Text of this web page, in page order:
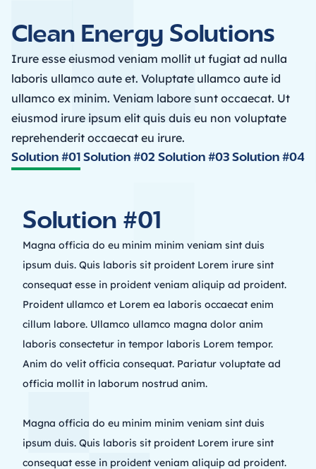
Clean Energy Solutions
Irure esse eiusmod veniam mollit ut fugiat ad nulla
laboris ullamco aute et. Voluptate ullamco aute id
ullamco ex minim. Veniam labore sunt occaecat. Ut
eiusmod irure ipsum elit quis duis eu non voluptate
reprehenderit occaecat eu irure.
Solution #01 Solution #02 Solution #03 Solution #04
Solution #01
Magna officia do eu minim minim veniam sint duis
ipsum duis. Quis laboris sit proident Lorem irure sint
consequat esse in proident veniam aliquip ad proident.
Proident ullamco et Lorem ea laboris occaecat enim
cillum labore. Ullamco ullamco magna dolor anim
laboris consectetur in tempor laboris Lorem tempor.
Anim do velit officia consequat. Pariatur voluptate ad
officia mollit in laborum nostrud anim.
Magna officia do eu minim minim veniam sint duis
ipsum duis. Quis laboris sit proident Lorem irure sint
consequat esse in proident veniam aliquip ad proident.